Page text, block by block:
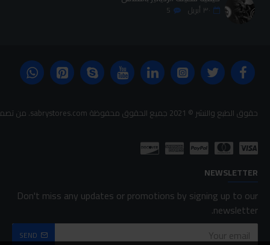
٣٠ أبريل 5
حقوق الطبع والنشر © 2021 جميع الحقوق محفوظة sabrystores.com. من تصميم-
NEWSLETTER
Don't miss any updates or promotions by signing up to our
newsletter.
SEND